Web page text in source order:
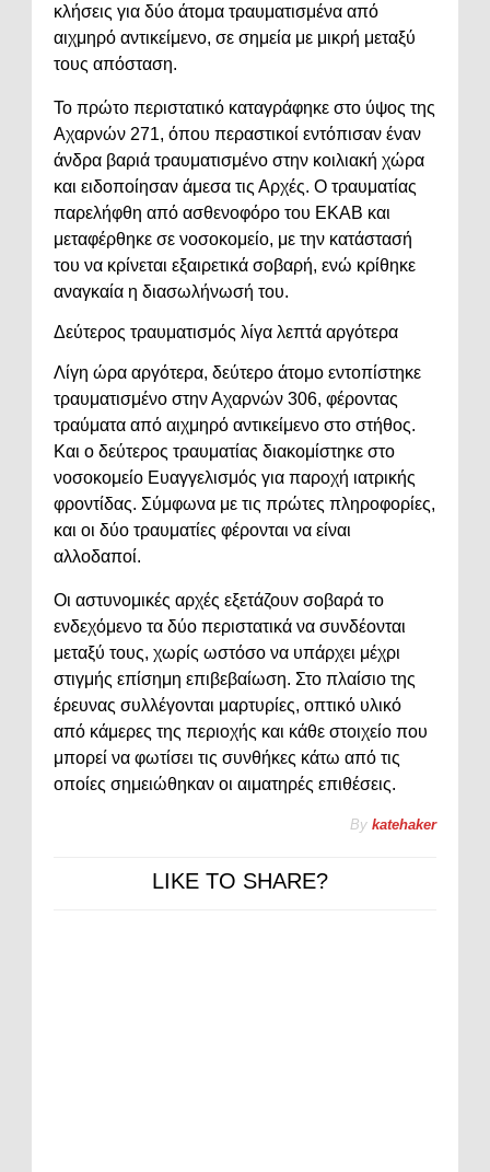
κλήσεις για δύο άτομα τραυματισμένα από
αιχμηρό αντικείμενο, σε σημεία με μικρή μεταξύ
τους απόσταση.
Το πρώτο περιστατικό καταγράφηκε στο ύψος της
Αχαρνών 271, όπου περαστικοί εντόπισαν έναν
άνδρα βαριά τραυματισμένο στην κοιλιακή χώρα
και ειδοποίησαν άμεσα τις Αρχές. Ο τραυματίας
παρελήφθη από ασθενοφόρο του ΕΚΑΒ και
μεταφέρθηκε σε νοσοκομείο, με την κατάστασή
του να κρίνεται εξαιρετικά σοβαρή, ενώ κρίθηκε
αναγκαία η διασωλήνωσή του.
Δεύτερος τραυματισμός λίγα λεπτά αργότερα
Λίγη ώρα αργότερα, δεύτερο άτομο εντοπίστηκε
τραυματισμένο στην Αχαρνών 306, φέροντας
τραύματα από αιχμηρό αντικείμενο στο στήθος.
Και ο δεύτερος τραυματίας διακομίστηκε στο
νοσοκομείο Ευαγγελισμός για παροχή ιατρικής
φροντίδας. Σύμφωνα με τις πρώτες πληροφορίες,
και οι δύο τραυματίες φέρονται να είναι
αλλοδαποί.
Οι αστυνομικές αρχές εξετάζουν σοβαρά το
ενδεχόμενο τα δύο περιστατικά να συνδέονται
μεταξύ τους, χωρίς ωστόσο να υπάρχει μέχρι
στιγμής επίσημη επιβεβαίωση. Στο πλαίσιο της
έρευνας συλλέγονται μαρτυρίες, οπτικό υλικό
από κάμερες της περιοχής και κάθε στοιχείο που
μπορεί να φωτίσει τις συνθήκες κάτω από τις
οποίες σημειώθηκαν οι αιματηρές επιθέσεις.
By katehaker
LIKE TO SHARE?